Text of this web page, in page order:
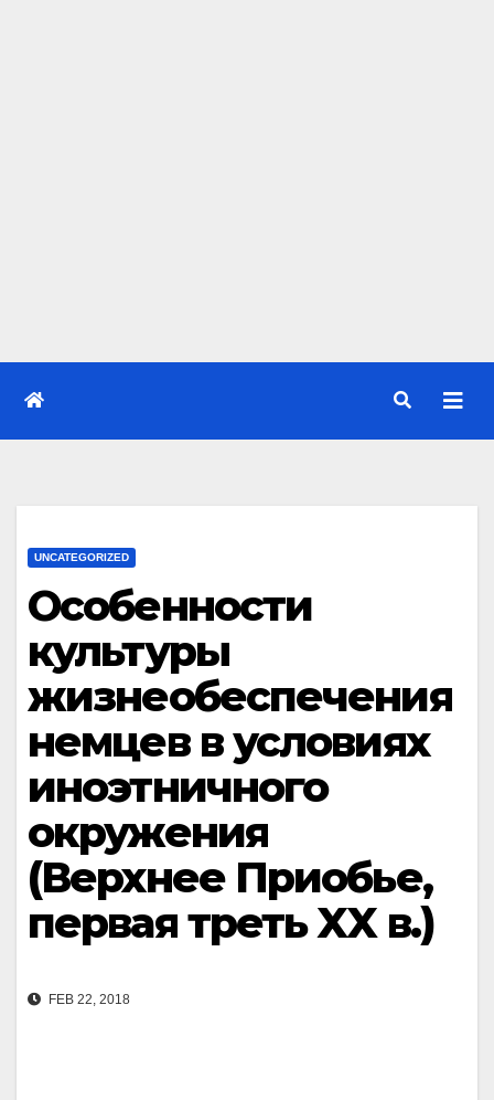
UNCATEGORIZED
Особенности
культуры
жизнеобеспечения
немцев в условиях
иноэтничного
окружения
(Верхнее Приобье,
первая треть XX в.)
FEB 22, 2018